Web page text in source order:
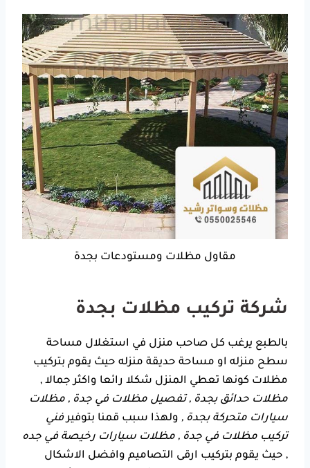
مقاول مظلات ومستودعات بجدة
شركة تركيب مظلات بجدة
بالطبع يرغب كل صاحب منزل في استغلال مساحة
سطح منزله او مساحة حديقة منزله حيث يقوم بتركيب
مظلات كونها تعطي المنزل شكلا رائعا واكثر جمالا ,
مظلات حدائق بجدة , تفصيل مظلات في جدة , مظلات
سيارات متحركة بجدة , ولهذا سبب قمنا بتوفيرفني
تركيب مظلات في جدة , مظلات سيارات رخيصة في جده
, حيث يقوم بتركيب ارقى التصاميم وافضل الاشكال